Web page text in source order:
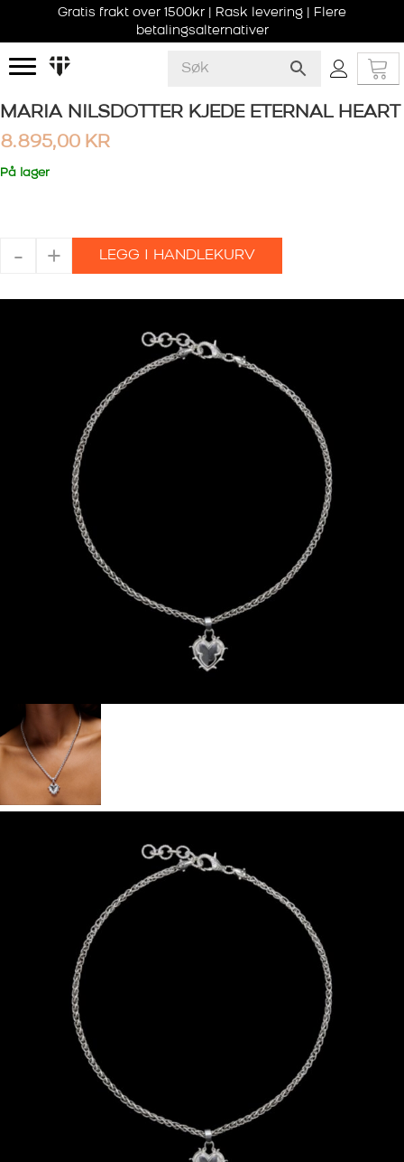
Gratis frakt over 1500kr | Rask levering | Flere
betalingsalternativer
MARIA NILSDOTTER KJEDE ETERNAL HEART
8.895,00 KR
På lager
-
NILSDOTTER
ETERNAL
+ LEGG I HANDLEKURV